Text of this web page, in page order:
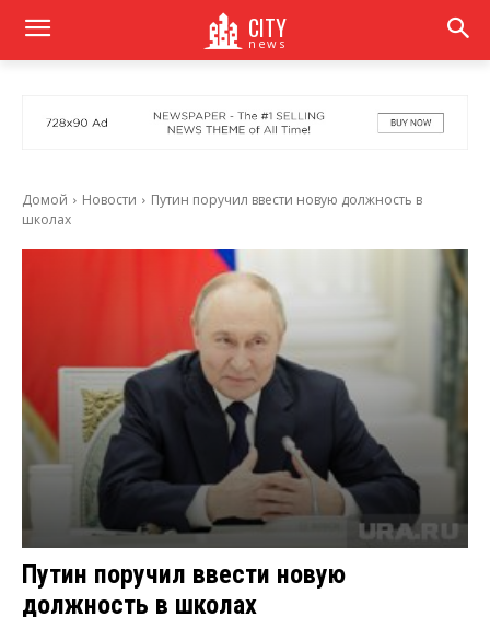
CITY
news
Домой Новости
Путин поручил ввести новую должность в
школах
Путин поручил ввести новую
должность в школах